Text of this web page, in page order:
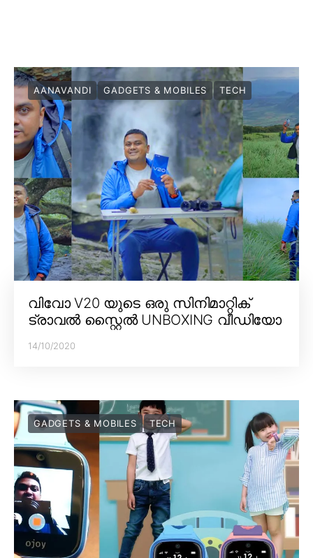
AANAVANDI GADGETS & MOBILES TECH
വിവോ V20 യുടെ ഒരു സിനിമാറ്റിക്
ട്രാവൽ സ്റ്റൈൽ UNBOXING വീഡിയോ
14/10/2020
GADGETS & MOBILES TECH